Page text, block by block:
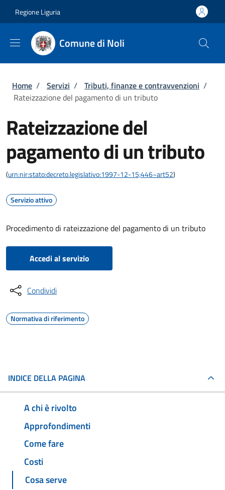
Regione Liguria
Comune di Noli
Briciole di pane
Home / Servizi / Tributi, finanze e contravvenzioni /
Rateizzazione del pagamento di un tributo
Rateizzazione del
pagamento di un tributo
(urn:nir:stato:decreto.legislativo:1997-12-15;446~art52)
Servizio attivo
Procedimento di rateizzazione del pagamento di un tributo
Accedi al servizio
Condividi
Normativa di riferimento
INDICE DELLA PAGINA
A chi è rivolto
Approfondimenti
Come fare
Costi
Cosa serve